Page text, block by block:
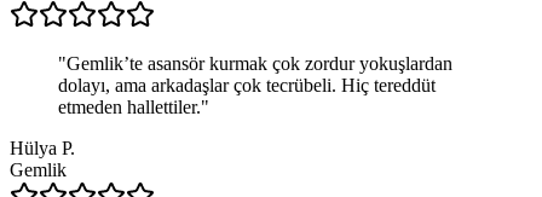
"Gemlik’te asansör kurmak çok zordur yokuşlardan
dolayı, ama arkadaşlar çok tecrübeli. Hiç tereddüt
etmeden hallettiler."
Hülya P.
Gemlik